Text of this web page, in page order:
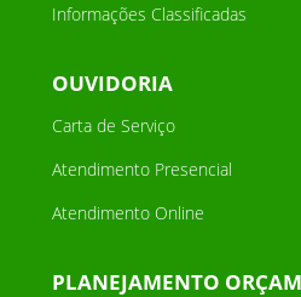
Informações Classificadas
OUVIDORIA
Carta de Serviço
Atendimento Presencial
Atendimento Online
PLANEJAMENTO